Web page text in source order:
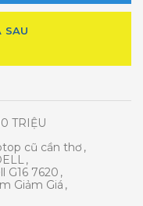
SAU
TRIỆU
cũ cần thơ ,
,
G16 7620 ,
Giảm Giá ,